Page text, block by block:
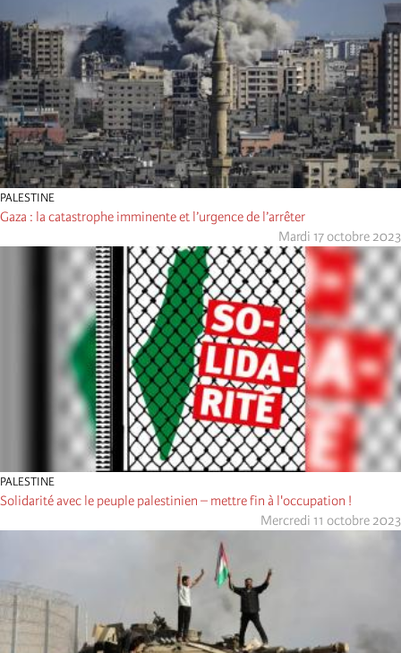
PALESTINE
Gaza : la catastrophe imminente et l’urgence de l’arrêter
Mardi 17 octobre 2023
PALESTINE
Solidarité avec le peuple palestinien – mettre fin à l'occupation !
Mercredi 11 octobre 2023